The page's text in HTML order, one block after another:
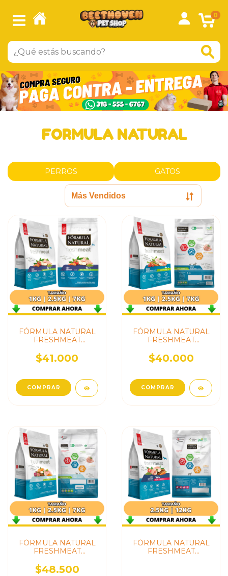
0
FORMULA NATURAL
PERROS GATOS
FÓRMULA NATURAL
FRESHMEAT
RAZA MINI &
PEQUEÑO
$41.000
COMPRAR
FÓRMULA NATURAL
FRESHMEAT
MINI & PEQUEÑOS
$40.000
COMPRAR
FÓRMULA NATURAL
FRESHMEAT
LIGHT MINI Y
$48.500
FÓRMULA NATURAL
FRESHMEAT